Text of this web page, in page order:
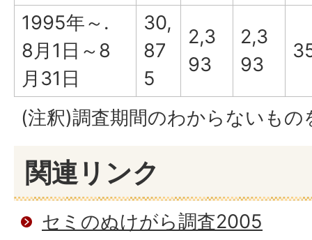
1995年～.
8月1日～8
月31日
30,
87
5
2,3
93
2,3
93
(注釈)調査期間のわからないもの
関連リンク
セミのぬけがら調査2005